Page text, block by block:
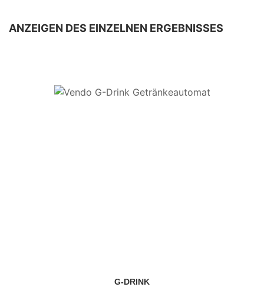
ANZEIGEN DES EINZELNEN ERGEBNISSES
G-DRINK